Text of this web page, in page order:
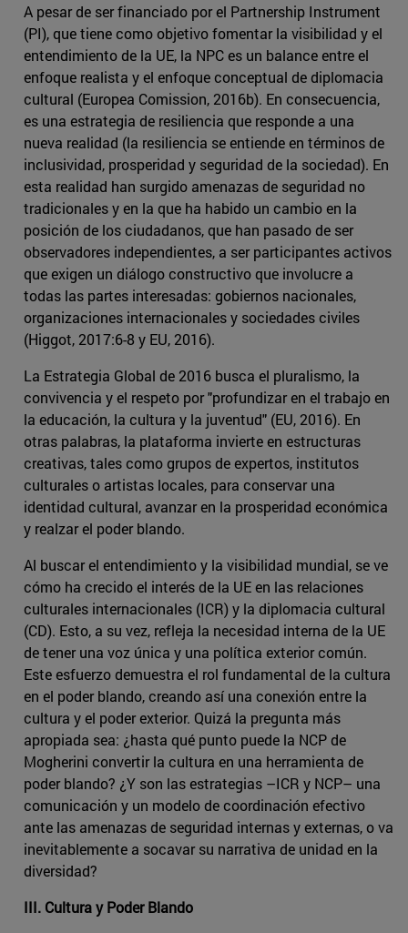
A pesar de ser financiado por el Partnership Instrument
(PI), que tiene como objetivo fomentar la visibilidad y el
entendimiento de la UE, la NPC es un balance entre el
enfoque realista y el enfoque conceptual de diplomacia
cultural (Europea Comission, 2016b). En consecuencia,
es una estrategia de resiliencia que responde a una
nueva realidad (la resiliencia se entiende en términos de
inclusividad, prosperidad y seguridad de la sociedad). En
esta realidad han surgido amenazas de seguridad no
tradicionales y en la que ha habido un cambio en la
posición de los ciudadanos, que han pasado de ser
observadores independientes, a ser participantes activos
que exigen un diálogo constructivo que involucre a
todas las partes interesadas: gobiernos nacionales,
organizaciones internacionales y sociedades civiles
(Higgot, 2017:6-8 y EU, 2016).
La Estrategia Global de 2016 busca el pluralismo, la
convivencia y el respeto por "profundizar en el trabajo en
la educación, la cultura y la juventud" (EU, 2016). En
otras palabras, la plataforma invierte en estructuras
creativas, tales como grupos de expertos, institutos
culturales o artistas locales, para conservar una
identidad cultural, avanzar en la prosperidad económica
y realzar el poder blando.
Al buscar el entendimiento y la visibilidad mundial, se ve
cómo ha crecido el interés de la UE en las relaciones
culturales internacionales (ICR) y la diplomacia cultural
(CD). Esto, a su vez, refleja la necesidad interna de la UE
de tener una voz única y una política exterior común.
Este esfuerzo demuestra el rol fundamental de la cultura
en el poder blando, creando así una conexión entre la
cultura y el poder exterior. Quizá la pregunta más
apropiada sea: ¿hasta qué punto puede la NCP de
Mogherini convertir la cultura en una herramienta de
poder blando? ¿Y son las estrategias –ICR y NCP– una
comunicación y un modelo de coordinación efectivo
ante las amenazas de seguridad internas y externas, o va
inevitablemente a socavar su narrativa de unidad en la
diversidad?
III. Cultura y Poder Blando